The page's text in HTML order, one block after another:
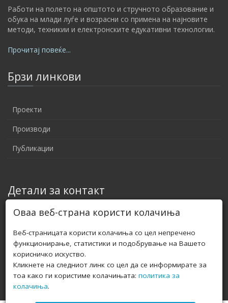
Работи на полето на општото и стручното образование и
обука на млади луѓе и возрасни со примена на најновите
методи, техникии и електронските едукативни технологии.
Прочитај повеќе...
Брзи линкови
Проекти
Производи
Публикации
Детали за контакт
Е-пошта: zoranzlatkovski@yahoo.com
Телефон: +389 (0)70 456 766
Адреса: Улица, Број, ГрадАдреса: Бул. 8 ми Септември бр.8 -
2/12 Скопје, Р. Македонија
Оваа веб-страна користи колачиња
Веб-страницата користи колачиња со цел непречено
функционирање, статистики и подобрување на Вашето
корисничко искуство.
Кликнете на следниот линк со цел да се информирате за
тоа како ги користиме колачињата: политика за
колачиња.